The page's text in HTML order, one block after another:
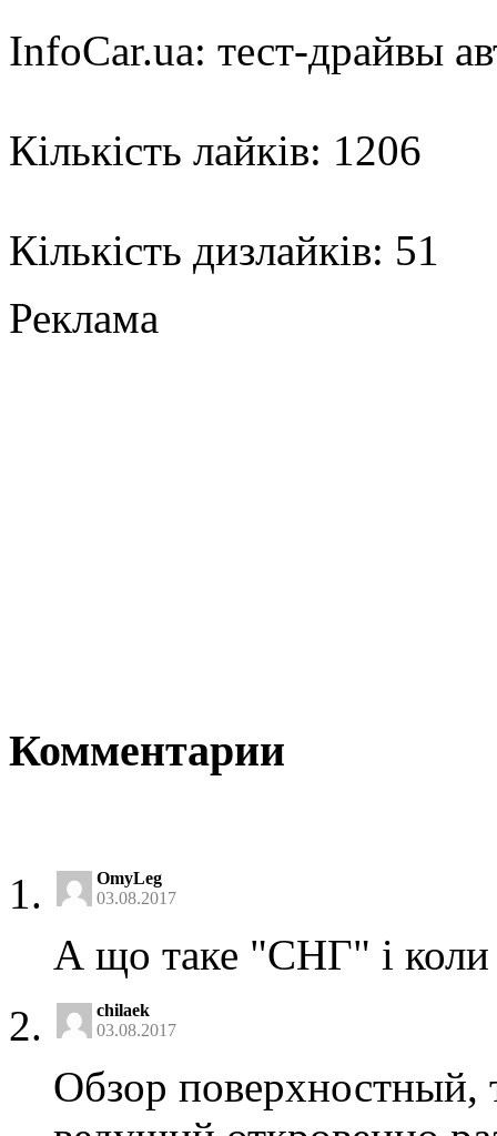
InfoCar.ua: тест-драйвы
Кількість лайків: 1206
Кількість дизлайків: 51
Реклама
Комментарии
OmyLeg
03.08.2017
А що таке "СНГ" і
chilaek
03.08.2017
Обзор поверхностный,